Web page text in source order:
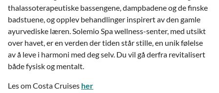
thalassoterapeutiske bassengene, dampbadene og de finske
badstuene, og opplev behandlinger inspirert av den gamle
ayurvediske læren. Solemio Spa wellness-senter, med utsikt
over havet, er en verden der tiden står stille, en unik følelse
av å leve i harmoni med deg selv. Du vil gå derfra revitalisert
både fysisk og mentalt.
Les om Costa Cruises her